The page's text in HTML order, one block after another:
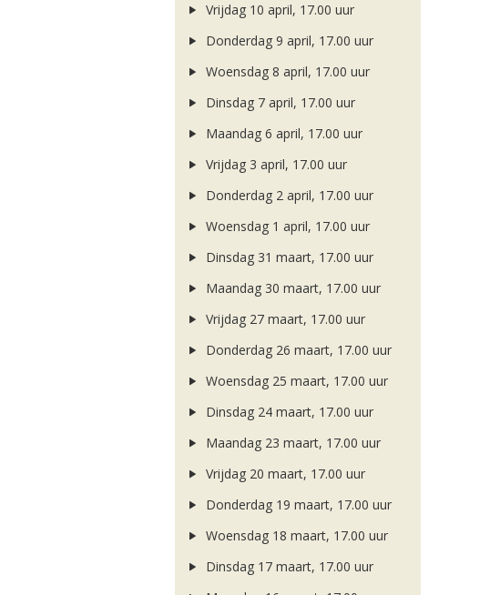
Vrijdag 10 april, 17.00 uur
Donderdag 9 april, 17.00 uur
Woensdag 8 april, 17.00 uur
Dinsdag 7 april, 17.00 uur
Maandag 6 april, 17.00 uur
Vrijdag 3 april, 17.00 uur
Donderdag 2 april, 17.00 uur
Woensdag 1 april, 17.00 uur
Dinsdag 31 maart, 17.00 uur
Maandag 30 maart, 17.00 uur
Vrijdag 27 maart, 17.00 uur
Donderdag 26 maart, 17.00 uur
Woensdag 25 maart, 17.00 uur
Dinsdag 24 maart, 17.00 uur
Maandag 23 maart, 17.00 uur
Vrijdag 20 maart, 17.00 uur
Donderdag 19 maart, 17.00 uur
Woensdag 18 maart, 17.00 uur
Dinsdag 17 maart, 17.00 uur